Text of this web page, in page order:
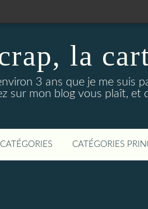
la
3 ans que je me suis
sur mon blog vous plaît, et
CATÉGORIES CATÉGORIES